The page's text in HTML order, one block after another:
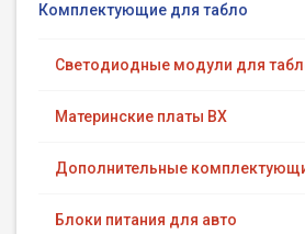
Комплектующие для табло
Светодиодные модули для
Материнские платы BX
Дополнительные
Блоки питания для авто